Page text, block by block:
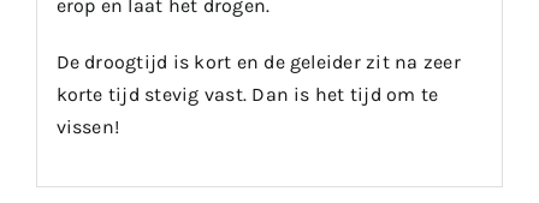
erop en laat het drogen.
De droogtijd is kort en de geleider zit na zeer
korte tijd stevig vast. Dan is het tijd om te
vissen!